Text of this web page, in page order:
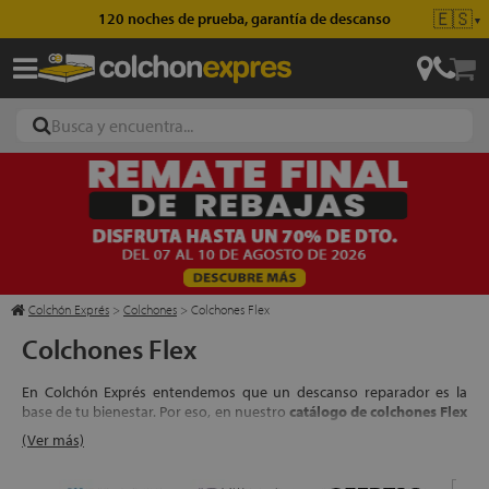
Envío gratis en pedidos superiores a 49€ 🇪🇸▼
Colchón Exprés > Colchones > Colchones Flex
Colchones Flex
En Colchón Exprés entendemos que un descanso reparador es la
base de tu bienestar. Por eso, en nuestro catálogo de colchones Flex
2026
, seleccionamos solo los modelos que garantizan la máxima
calidad. Desde los clásicos
(Ver más)